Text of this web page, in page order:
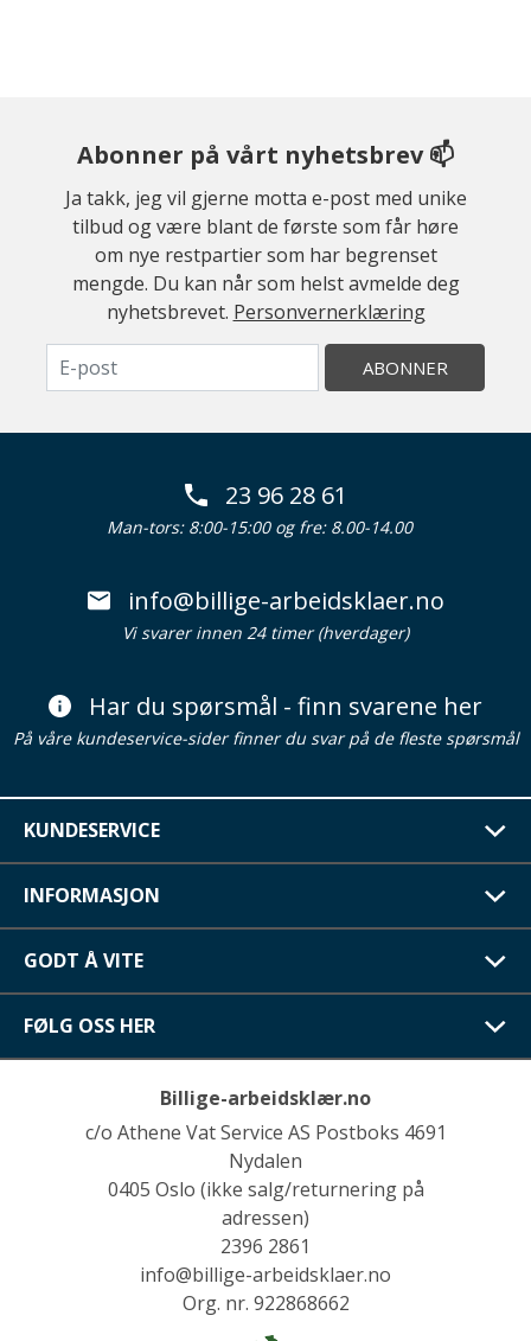
Abonner på vårt nyhetsbrev 📫
Ja takk, jeg vil gjerne motta e-post med unike
tilbud og være blant de første som får høre
om nye restpartier som har begrenset
mengde. Du kan når som helst avmelde deg
nyhetsbrevet. Personvernerklæring
ABONNER
23 96 28 61
Man-tors: 8:00-15:00 og fre: 8.00-14.00
info@billige-arbeidsklaer.no
Vi svarer innen 24 timer (hverdager)
Har du spørsmål - finn svarene her
På våre kundeservice-sider finner du svar på de fleste spørsmål
KUNDESERVICE
INFORMASJON
GODT Å VITE
FØLG OSS HER
Billige-arbeidsklær.no
c/o Athene Vat Service AS Postboks 4691
Nydalen
0405 Oslo (ikke salg/returnering på
adressen)
2396 2861
info@billige-arbeidsklaer.no
Org. nr. 922868662